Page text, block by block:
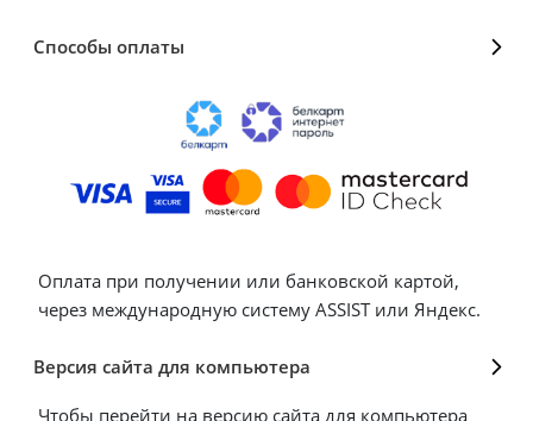
Способы оплаты
Оплата при получении или банковской картой,
через международную систему ASSIST или Яндекс.
Версия сайта для компьютера
Чтобы перейти на версию сайта для компьютера